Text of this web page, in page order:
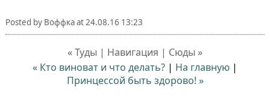
Posted by Воффкаat 24.08.16 13:23
« Туды | Навигация | Сюды »
« Кто виноват и что делать? | На главную |
Принцессой быть здорово! »